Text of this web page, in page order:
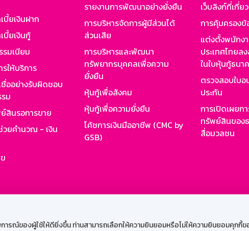
รณ์ของผู้ใช้ให้ดียิ่งขึ้น ท่านสามารถเลือกให้ความยินยอมหรือไม่ให้ความยินยอมคุกกี้ข
บี้ยเงินฝาก
บี้ยเงินกู้
รมเนียม
ให้บริการ
ชื่ออย่างรับผิดชอบ
ม
สินรอการขาย
วยคำนวณ - เงิน
รายงานการพัฒนาอย่างยั่งยืน
การบริหารจัดการผู้มีส่วนได้
ส่วนเสีย
การบริหารและพัฒนา
ทรัพยากรบุคคลเพื่อความ
ยั่งยืน
หุ้นกู้เพื่อสังคม
หุ้นกู้เพื่อความยั่งยืน
โค้ชการเงินมืออาชีพ (CMC by
GSB)
เว็บลิงก์ที่เกี่ย
การคุ้มครอง
แต่งตั้งพนักง
ประเทศไทยล
ในใบหุ้นกู้ธนา
ตรวจสอบใบ
ประกัน
การเปิดเผยก
ทรัพย์สินของ
สื่อมวลชน